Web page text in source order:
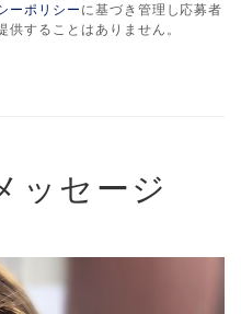
ーポリシー に基づき管理し応募者
することはありません。
ッセージ